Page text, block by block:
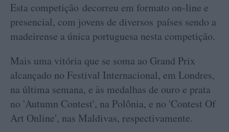
Esta competição decorreu em formato on-line e
presencial, com jovens de diversos países sendo a
madeirense a única portuguesa nesta competição.
Mais uma vitória que se soma ao Grand Prix
alcançado no Festival Internacional, em Londres,
na última semana, e às medalhas de ouro e prata
no 'Autumn Contest', na Polônia, e no 'Contest Of
Art Online', nas Maldivas, respectivamente.